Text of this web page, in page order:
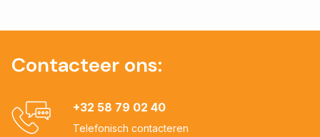
Contacteer ons:
+32 58 79 02 40
Telefonisch contacteren